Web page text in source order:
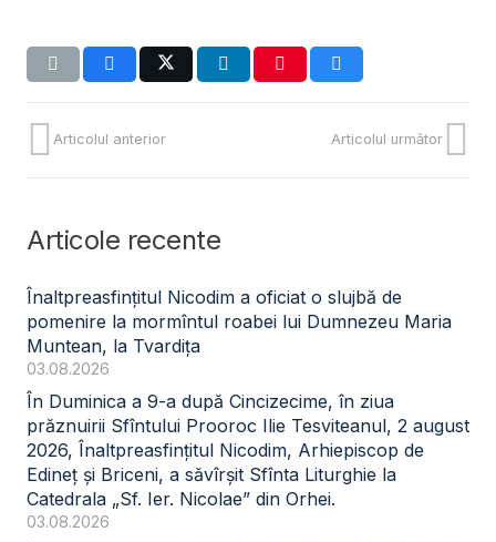
Articolul anterior Articolul următor
Articole recente
Înaltpreasfințitul Nicodim a oficiat o slujbă de
pomenire la mormîntul roabei lui Dumnezeu Maria
Muntean, la Tvardița
03.08.2026
În Duminica a 9-a după Cincizecime, în ziua
prăznuirii Sfîntului Prooroc Ilie Tesviteanul, 2 august
2026, Înaltpreasfințitul Nicodim, Arhiepiscop de
Edineț și Briceni, a săvîrșit Sfînta Liturghie la
Catedrala „Sf. Ier. Nicolae” din Orhei.
03.08.2026